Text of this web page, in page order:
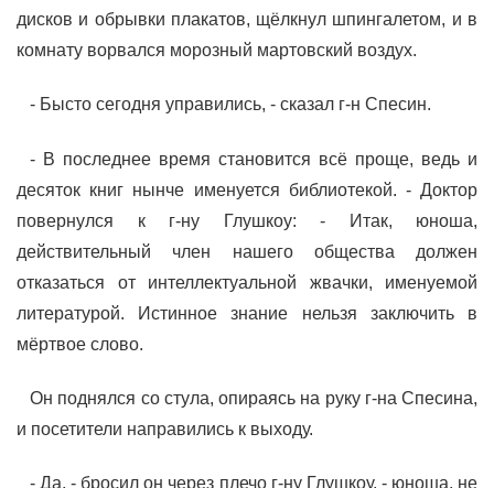
дисков и обрывки плакатов, щёлкнул шпингалетом, и в
комнату ворвался морозный мартовский воздух.
- Бысто сегодня управились, - сказал г-н Спесин.
- В последнее время становится всё проще, ведь и
десяток книг нынче именуется библиотекой. - Доктор
повернулся к г-ну Глушкоу: - Итак, юноша,
действительный член нашего общества должен
отказаться от интеллектуальной жвачки, именуемой
литературой. Истинное знание нельзя заключить в
мёртвое слово.
Он поднялся со стула, опираясь на руку г-на Спесина,
и посетители направились к выходу.
- Да, - бросил он через плечо г-ну Глушкоу, - юноша, не